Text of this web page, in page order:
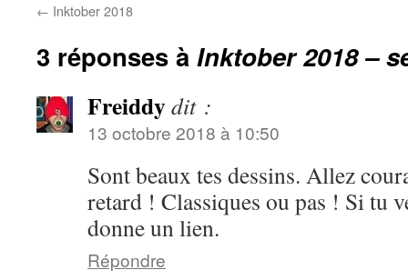
← Inktober 2018
3 réponses à Inktober 2018 –
Freiddydit :
13 octobre 2018 à 10:50
Sont beaux tes dessins. Allez
retard ! Classiques ou pas ! Si tu
donne un lien.
Répondre